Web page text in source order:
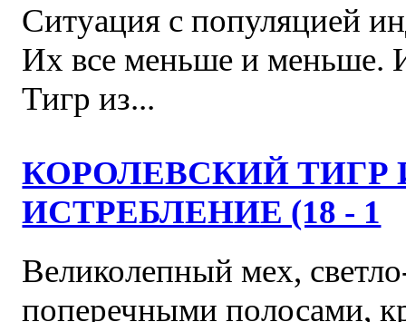
Ситуация с популяцией
Их все меньше и меньше.
Тигр из...
КОРОЛЕВСКИЙ
ИСТРЕБЛЕНИЕ (18 - 1
Великолепный мех,
поперечными полосами,